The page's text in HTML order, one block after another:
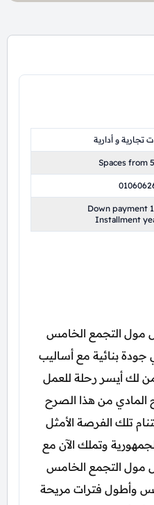
تجارية و أدارية
Spaces from
Down payment
Installment
مول التجمع الخامس
بنائية مع أساليب
لك أيسر رحلة للعمل
المادي من هذا الصرح
تلك الفرصة الأمثل
وتملك الآن مع
مول التجمع الخامس
وأطول فترات مريحة